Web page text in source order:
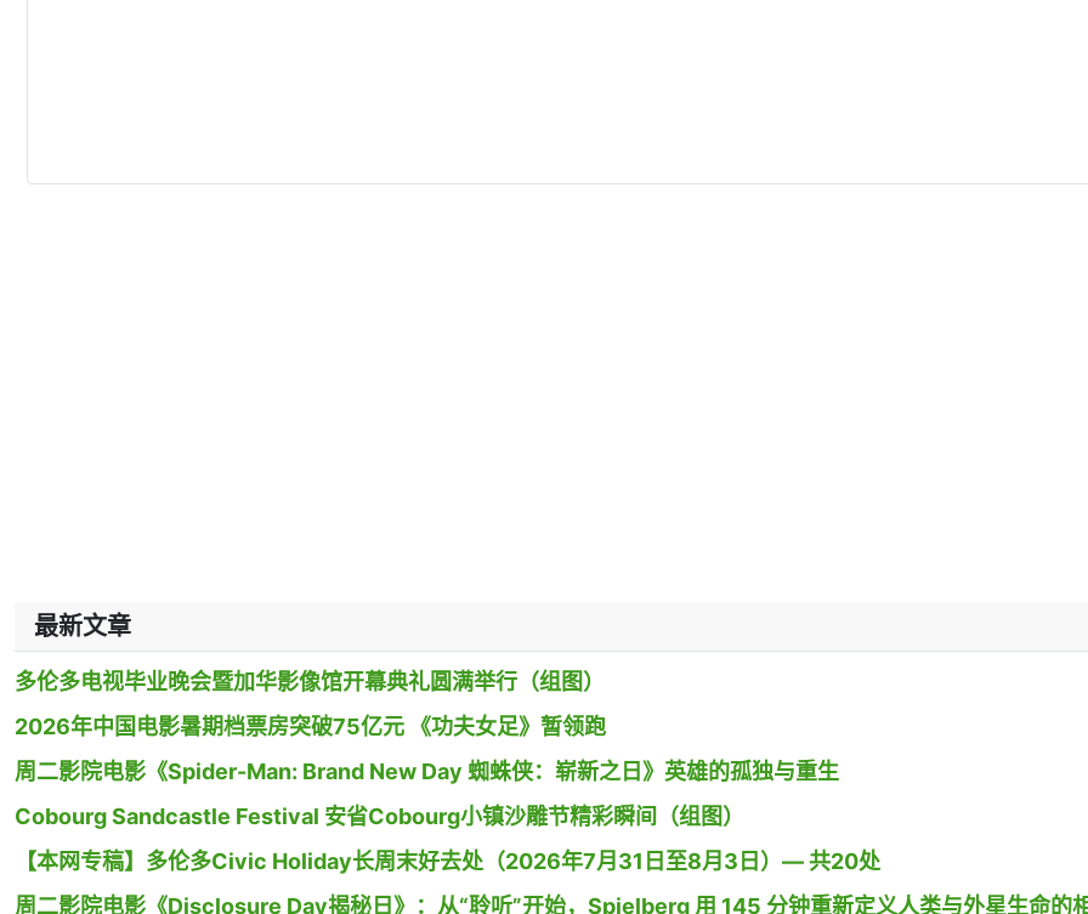
最新文章
多伦多电视毕业晚会暨加华影像馆开幕典礼圆满举行（组图）
2026年中国电影暑期档票房突破75亿元 《功夫女足》暂领跑
周二影院电影《Spider-Man: Brand New Day 蜘蛛侠：崭新之日》英雄的孤独与重生
Cobourg Sandcastle Festival 安省Cobourg小镇沙雕节精彩瞬间（组图）
【本网专稿】多伦多Civic Holiday长周末好去处（2026年7月31日至8月3日）— 共20处
周二影院电影《Disclosure Day揭秘日》：从“聆听”开始，Spielberg 用 145 分钟重新定义人类与外星生命的